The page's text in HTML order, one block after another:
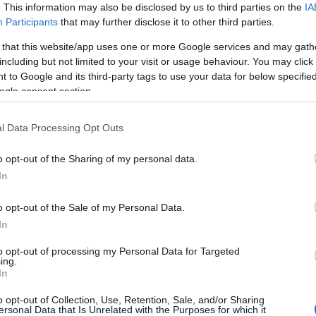
This information may also be disclosed by us to third parties on the
Participants that may further disclose it to other third parties.
that this website/app uses one or more Google services and may
but not limited to your visit or usage behaviour. You may
to Google and its third-party tags to use your data for below
consent section.
Data Processing Opt Outs
opt-out of the Sharing of my personal data.
opt-out of the Sale of my Personal Data.
opt-out of processing my Personal Data for Targeted
opt-out of Collection, Use, Retention, Sale, and/or Sharing
Data that Is Unrelated with the Purposes for which it
Ómen: Kínai-orosz hadgyakorlat
kezdődik